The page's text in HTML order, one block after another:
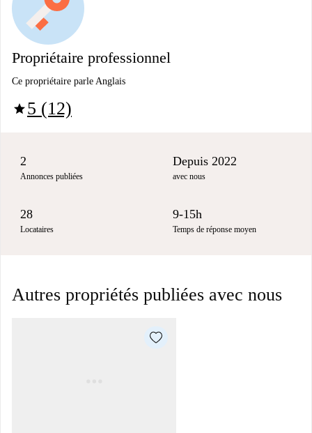
Propriétaire professionnel
Ce propriétaire parle Anglais
star5 (12)
2
Annonces publiées
Depuis 2022
avec nous
28
Locataires
9-15h
Temps de réponse moyen
Autres propriétés publiées avec nous